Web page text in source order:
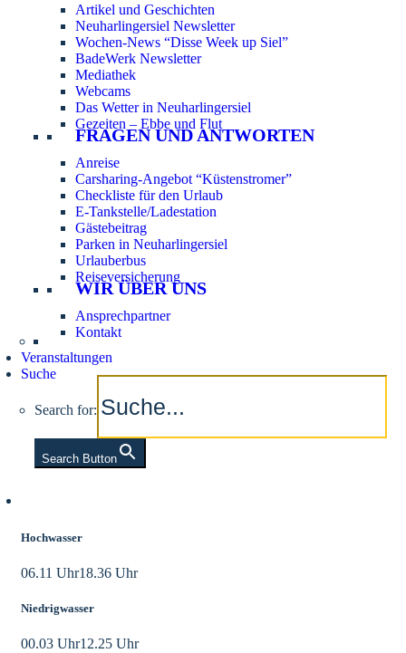
Artikel und Geschichten
Neuharlingersiel Newsletter
Wochen-News “Disse Week up Siel”
BadeWerk Newsletter
Mediathek
Webcams
Das Wetter in Neuharlingersiel
Gezeiten – Ebbe und Flut
FRAGEN UND ANTWORTEN
Anreise
Carsharing-Angebot “Küstenstromer”
Checkliste für den Urlaub
E-Tankstelle/Ladestation
Gästebeitrag
Parken in Neuharlingersiel
Urlauberbus
Reiseversicherung
WIR ÜBER UNS
Ansprechpartner
Kontakt
Veranstaltungen
Suche
Search for:
Search Button
Hochwasser
06.11 Uhr18.36 Uhr
Niedrigwasser
00.03 Uhr12.25 Uhr